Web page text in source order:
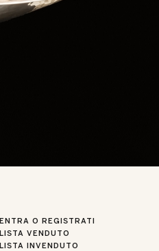
ENTRA O REGISTRATI
LISTA VENDUTO
LISTA INVENDUTO